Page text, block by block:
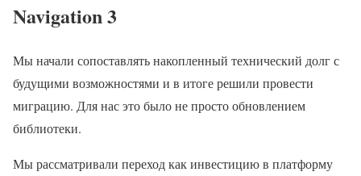
Navigation 3
Мы начали сопоставлять накопленный технический долг с
будущими возможностями и в итоге решили провести
миграцию. Для нас это было не просто обновлением
библиотеки.
Мы рассматривали переход как инвестицию в платформу